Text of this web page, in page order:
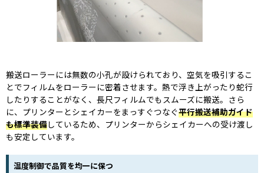
搬送ローラーには無数の小孔が設けられており、空気を吸引するこ
とでフィルムをローラーに密着させます。熱で浮き上がったり蛇行
したりすることがなく、長尺フィルムでもスムーズに搬送。さら
に、プリンターとシェイカーをまっすぐつなぐ平行搬送補助ガイド
も標準装備しているため、プリンターからシェイカーへの受け渡し
も安定しています。
温度制御で品質を均一に保つ